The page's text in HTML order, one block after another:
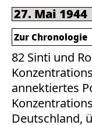
27. Mai 1944
82 Sinti und
annektiertes
Deutschland,
Zur Chronologie